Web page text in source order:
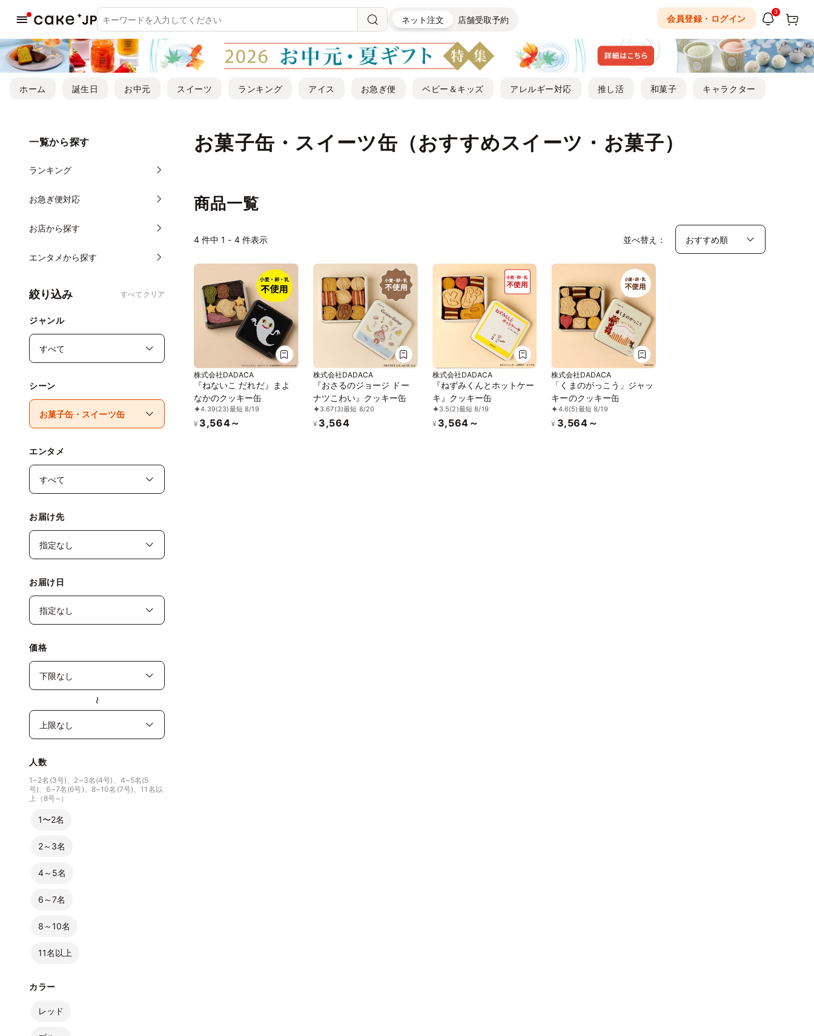
ネット注文 店舗受取予約 会員登録・ログイン
3
ホーム 誕生日 お中元 スイーツ ランキング アイス お急ぎ便 ベビー＆キッズ アレルギー対応 推し活 和菓子 キャラクター
お菓子缶・スイーツ缶（おすすめスイーツ・お菓子）
一覧から探す
ランキング
お急ぎ便対応
お店から探す
エンタメから探す
絞り込み すべてクリア
ジャンル
シーン
エンタメ
お届け先
お届け日
価格
〜
人数
1~2名(3号)、2~3名(4号)、4~5名(5
号)、6~7名(6号)、8~10名(7号)、11名以
上（8号~）
1〜2名
2～3名
4～5名
6～7名
8～10名
11名以上
カラー
レッド
商品一覧
4 件中 1 - 4 件表示 並べ替え：
株式会社DADACA
『ねないこ だれだ』まよ
なかのクッキー缶
4.39(23)最短 8/19
¥ 3,564～
株式会社DADACA
『おさるのジョージ ドー
ナツこわい』クッキー缶
3.67(3)最短 8/20
¥ 3,564
株式会社DADACA
『ねずみくんとホットケー
キ』クッキー缶
3.5(2)最短 8/19
¥ 3,564～
株式会社DADACA
「くまのがっこう」ジャッ
キーのクッキー缶
4.6(5)最短 8/19
¥ 3,564～